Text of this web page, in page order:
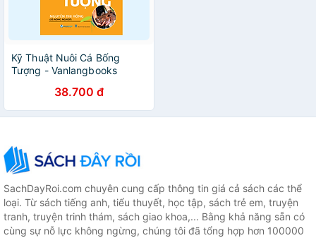
Kỹ Thuật Nuôi Cá Bống
Tượng - Vanlangbooks
38.700 đ
SachDayRoi.com chuyên cung cấp thông tin giá cả sách các thể
loại. Từ sách tiếng anh, tiểu thuyết, học tập, sách trẻ em, truyện
tranh, truyện trinh thám, sách giao khoa,... Bằng khả năng sẵn có
cùng sự nỗ lực không ngừng, chúng tôi đã tổng hợp hơn 100000